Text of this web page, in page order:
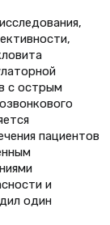
с острым
пациентов
и
один